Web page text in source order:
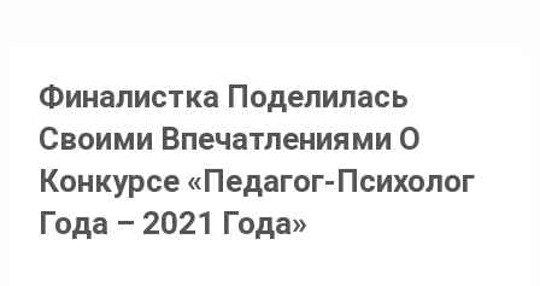
Финалистка Поделилась
Своими Впечатлениями О
Конкурсе «Педагог-Психолог
Года – 2021 Года»